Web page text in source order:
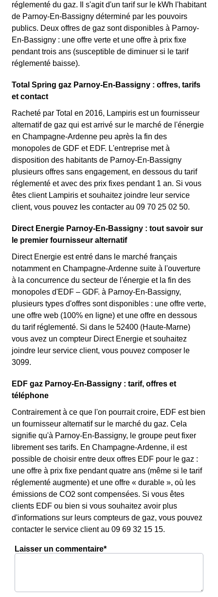
réglementé du gaz. Il s'agit d'un tarif sur le kWh l'habitant
de Parnoy-En-Bassigny déterminé par les pouvoirs
publics. Deux offres de gaz sont disponibles à Parnoy-
En-Bassigny : une offre verte et une offre à prix fixe
pendant trois ans (susceptible de diminuer si le tarif
réglementé baisse).
Total Spring gaz Parnoy-En-Bassigny : offres, tarifs
et contact
Racheté par Total en 2016, Lampiris est un fournisseur
alternatif de gaz qui est arrivé sur le marché de l'énergie
en Champagne-Ardenne peu après la fin des
monopoles de GDF et EDF. L'entreprise met à
disposition des habitants de Parnoy-En-Bassigny
plusieurs offres sans engagement, en dessous du tarif
réglementé et avec des prix fixes pendant 1 an. Si vous
êtes client Lampiris et souhaitez joindre leur service
client, vous pouvez les contacter au 09 70 25 02 50.
Direct Energie Parnoy-En-Bassigny : tout savoir sur
le premier fournisseur alternatif
Direct Energie est entré dans le marché français
notamment en Champagne-Ardenne suite à l'ouverture
à la concurrence du secteur de l'énergie et la fin des
monopoles d'EDF – GDF. à Parnoy-En-Bassigny,
plusieurs types d'offres sont disponibles : une offre verte,
une offre web (100% en ligne) et une offre en dessous
du tarif réglementé. Si dans le 52400 (Haute-Marne)
vous avez un compteur Direct Energie et souhaitez
joindre leur service client, vous pouvez composer le
3099.
EDF gaz Parnoy-En-Bassigny : tarif, offres et
téléphone
Contrairement à ce que l'on pourrait croire, EDF est bien
un fournisseur alternatif sur le marché du gaz. Cela
signifie qu'à Parnoy-En-Bassigny, le groupe peut fixer
librement ses tarifs. En Champagne-Ardenne, il est
possible de choisir entre deux offres EDF pour le gaz :
une offre à prix fixe pendant quatre ans (même si le tarif
réglementé augmente) et une offre « durable », où les
émissions de CO2 sont compensées. Si vous êtes
clients EDF ou bien si vous souhaitez avoir plus
d'informations sur leurs compteurs de gaz, vous pouvez
contacter le service client au 09 69 32 15 15.
Laisser un commentaire*